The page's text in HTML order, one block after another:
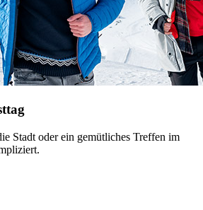
Stadt oder ein gemütliches Treffen im